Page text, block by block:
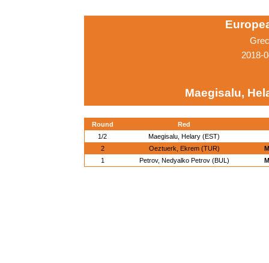
2018-
Maegisalu,
Round
Red
1/2
Maegisalu, Helary (EST)
2
Oeztuerk, Ekrem (TUR)
1
Petrov, Nedyalko Petrov (BUL)